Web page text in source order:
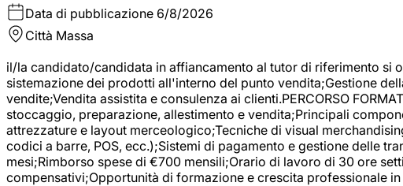
Data di pubblicazione 6/8/2026
Città Massa
il/la candidato/candidata in affiancamento al tutor di riferimento si
sistemazione dei prodotti all'interno del punto vendita;Gestione
vendite;Vendita assistita e consulenza ai clienti.PERCORSO
stoccaggio, preparazione, allestimento e vendita;Principali
attrezzature e layout merceologico;Tecniche di visual
codici a barre, POS, ecc.);Sistemi di pagamento e gestione delle
mesi;Rimborso spese di €700 mensili;Orario di lavoro di 30 ore
compensativi;Opportunità di formazione e crescita professionale